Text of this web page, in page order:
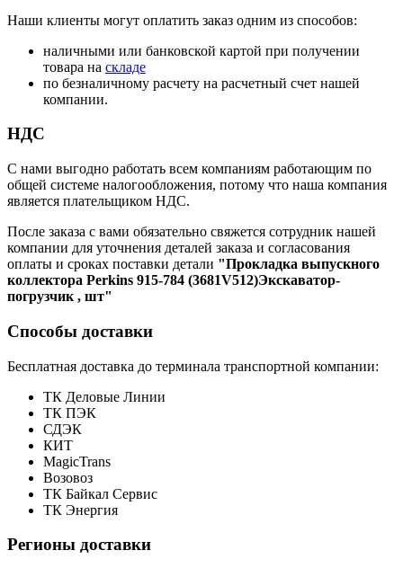
Наши клиенты могут оплатить заказ одним из способов:
наличными или банковской картой при получении
товара на складе
по безналичному расчету на расчетный счет нашей
компании.
НДС
С нами выгодно работать всем компаниям работающим по
общей системе налогообложения, потому что наша компания
является плательщиком НДС.
После заказа с вами обязательно свяжется сотрудник нашей
компании для уточнения деталей заказа и согласования
оплаты и сроках поставки детали "Прокладка выпускного
коллектора Perkins 915-784 (3681V512)Экскаватор-
погрузчик , шт"
Способы доставки
Бесплатная доставка до терминала транспортной компании:
ТК Деловые Линии
ТК ПЭК
СДЭК
КИТ
MagicTrans
Возовоз
ТК Байкал Сервис
ТК Энергия
Регионы доставки